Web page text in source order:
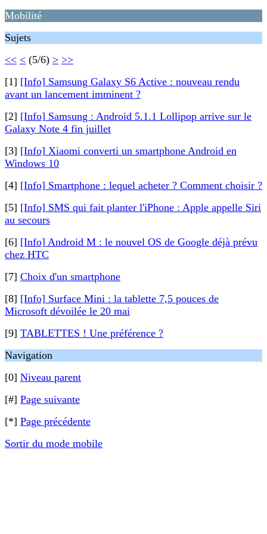
Mobilité
Sujets
<< < (5/6) > >>
[1] [Info] Samsung Galaxy S6 Active : nouveau rendu
avant un lancement imminent ?
[2] [Info] Samsung : Android 5.1.1 Lollipop arrive sur le
Galaxy Note 4 fin juillet
[3] [Info] Xiaomi converti un smartphone Android en
Windows 10
[4] [Info] Smartphone : lequel acheter ? Comment choisir ?
[5] [Info] SMS qui fait planter l'iPhone : Apple appelle Siri
au secours
[6] [Info] Android M : le nouvel OS de Google déjà prévu
chez HTC
[7] Choix d'un smartphone
[8] [Info] Surface Mini : la tablette 7,5 pouces de
Microsoft dévoilée le 20 mai
[9] TABLETTES ! Une préférence ?
Navigation
[0] Niveau parent
[#] Page suivante
[*] Page précédente
Sortir du mode mobile